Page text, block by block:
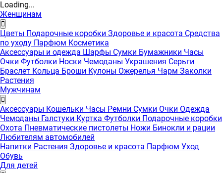
Loading...
Женщинам
Цветы Подарочные коробки Здоровье и красота Средства
по уходу Парфюм Косметика
Аксессуары и одежда Шарфы Сумки Бумажники Часы
Очки Футболки Носки Чемоданы Украшения Серьги
Браслет Кольца Броши Кулоны Ожерелья Чарм Заколки
Растения
Мужчинам
Аксессуары Кошельки Часы Ремни Сумки Очки Одежда
Чемоданы Галстуки Куртка Футболки Подарочные коробки
Охота Пневматические пистолеты Ножи Бинокли и рации
Любителям автомобилей
Напитки Растения Здоровье и красота Парфюм Уход
Обувь
Для детей